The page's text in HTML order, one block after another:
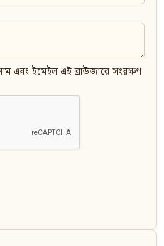
এবং ইমেইল এই ব্রাউজারে সংরক্ষণ